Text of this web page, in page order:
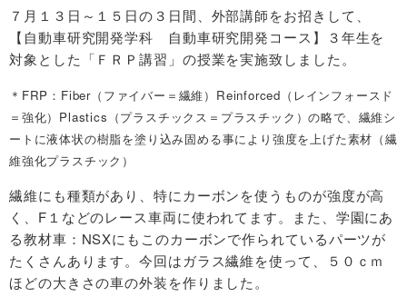
７月１３日～１５日の３日間、外部講師をお招きして、
【自動車研究開発学科 自動車研究開発コース】３年生を
対象とした「ＦＲＰ講習」の授業を実施致しました。
＊FRP：Fiber（ファイバー＝繊維）Reinforced（レインフォースド
＝強化）Plastics（プラスチックス＝プラスチック）の略で、繊維シ
ートに液体状の樹脂を塗り込み固める事により強度を上げた素材（繊
維強化プラスチック）
繊維にも種類があり、特にカーボンを使うものが強度が高
く、F１などのレース車両に使われてます。また、学園にあ
る教材車：NSXにもこのカーボンで作られているパーツが
たくさんあります。今回はガラス繊維を使って、５０ｃｍ
ほどの大きさの車の外装を作りました。